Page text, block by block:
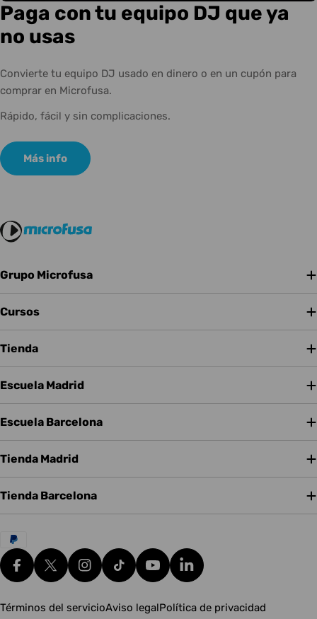
Paga con tu equipo DJ que ya
no usas
Convierte tu equipo DJ usado en dinero o en un cupón para
comprar en Microfusa.
Rápido, fácil y sin complicaciones.
Más info
Grupo Microfusa
Cursos
Tienda
Escuela Madrid
Escuela Barcelona
Tienda Madrid
Tienda Barcelona
Métodos
de
pagoFacebookX (Twitter)Instagram
tiktok YouTubeTranslation missing:
Términos del servicioAviso legalPolítica de privacidad